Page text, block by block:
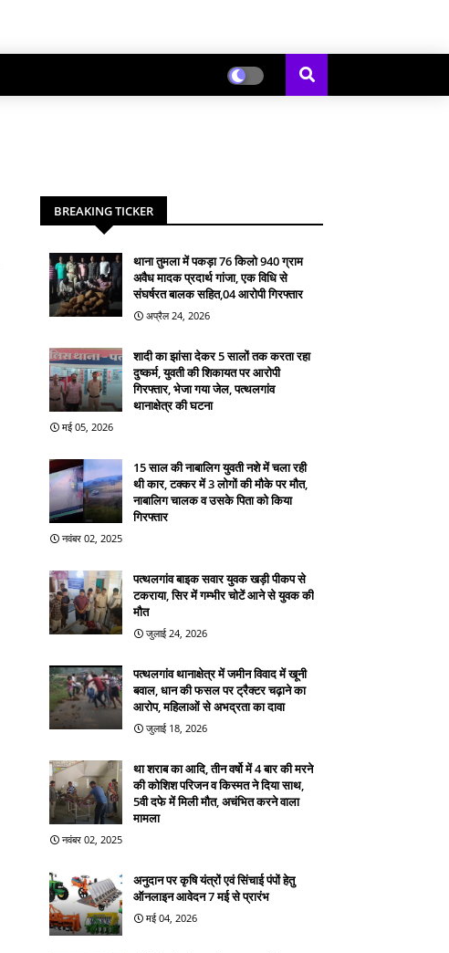
BREAKING TICKER
थाना तुमला में पकड़ा 76 किलो 940 ग्राम
अवैध मादक प्रदार्थ गांजा, एक विधि से
संघर्षरत बालक सहित,04 आरोपी गिरफ्तार
अप्रैल 24, 2026
शादी का झांसा देकर 5 सालों तक करता रहा
दुष्कर्म, युवती की शिकायत पर आरोपी
गिरफ्तार, भेजा गया जेल, पत्थलगांव
थानाक्षेत्र की घटना
मई 05, 2026
15 साल की नाबालिग युवती नशे में चला रही
थी कार, टक्कर में 3 लोगों की मौके पर मौत,
नाबालिग चालक व उसके पिता को किया
गिरफ्तार
नवंबर 02, 2025
पत्थलगांव बाइक सवार युवक खड़ी पीकप से
टकराया, सिर में गम्भीर चोटें आने से युवक की
मौत
जुलाई 24, 2026
पत्थलगांव थानाक्षेत्र में जमीन विवाद में खूनी
बवाल, धान की फसल पर ट्रैक्टर चढ़ाने का
आरोप, महिलाओं से अभद्रता का दावा
जुलाई 18, 2026
था शराब का आदि, तीन वर्षो में 4 बार की मरने
की कोशिश परिजन व किस्मत ने दिया साथ,
5वी दफे में मिली मौत, अचंभित करने वाला
मामला
नवंबर 02, 2025
अनुदान पर कृषि यंत्रों एवं सिंचाई पंपों हेतु
ऑनलाइन आवेदन 7 मई से प्रारंभ
मई 04, 2026